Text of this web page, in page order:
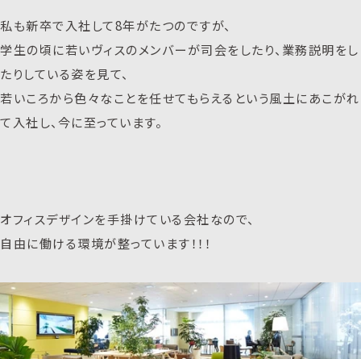
私も新卒で入社して8年がたつのですが、
学生の頃に若いヴィスのメンバーが司会をしたり、業務説明をし
たりしている姿を見て、
若いころから色々なことを任せてもらえるという風土にあこがれ
て入社し、今に至っています。
オフィスデザインを手掛けている会社なので、
自由に働ける環境が整っています！！！